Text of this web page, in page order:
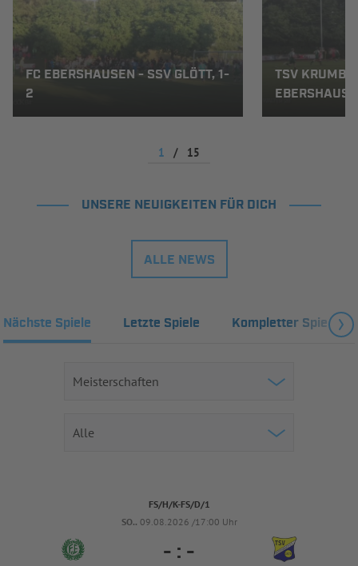
FC EBERSHAUSEN - SSV GLÖTT, 1-
2
TSV
1 / 15
UNSERE NEUIGKEITEN FÜR DICH
ALLE NEWS
Nächste Spiele Letzte Spiele Kompletter Spielplan
FS/H/K-FS/D/1
SO.. 09.08.2026 /17:00 Uhr
- : -